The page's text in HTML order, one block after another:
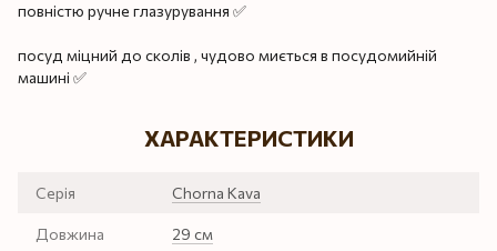
повністю ручне глазурування ✅
посуд міцний до сколів , чудово миється в посудомийній
машині ✅
ХАРАКТЕРИСТИКИ
Серія Chorna Kava
Довжина 29 см